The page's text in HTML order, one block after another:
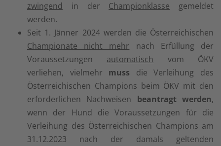
zwingend in der Championklasse gemeldet
werden.
Seit 1. Jänner 2024 werden die Österreichischen
Championate nicht mehr nach Erfüllung der
Voraussetzungen automatisch vom ÖKV
verliehen, vielmehr muss die Verleihung des
Österreichischen Champions beim ÖKV mit den
erforderlichen Nachweisen beantragt werden,
wenn der Hund die Voraussetzungen für die
Verleihung des Österreichischen Champions am
31.12.2023 nach der damals geltenden